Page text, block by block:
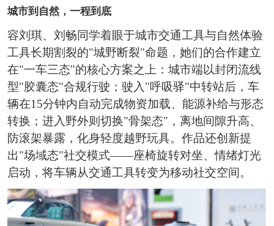
城市到自然，一程到底
容刘琪、刘畅同学着眼于城市交通工具与自然体验
工具长期割裂的"城野断裂"命题，她们的合作建立
在"一车三态"的核心方案之上：城市端以封闭流线
型"胶囊态"合规行驶；驶入"呼吸驿"中转站后，车
辆在15分钟内自动完成物资加载、能源补给与形态
转换；进入野外则切换"骨架态"，离地间隙升高、
防滚架暴露，化身轻度越野玩具。作品还创新提
出"场域态"社交模式——座椅旋转对坐、情绪灯光
启动，将车辆从交通工具转变为移动社交空间。